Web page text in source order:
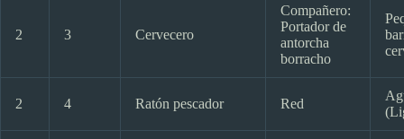
2 3 Cervecero
Compañero:
Portador de
antorcha
borracho
2 4 Ratón pescador Red